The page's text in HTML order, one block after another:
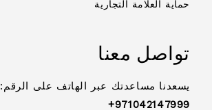
حماية العلامة التجارية
تواصل معنا
يسعدنا مساعدتك عبر الهاتف على الرقم:
971042147999+